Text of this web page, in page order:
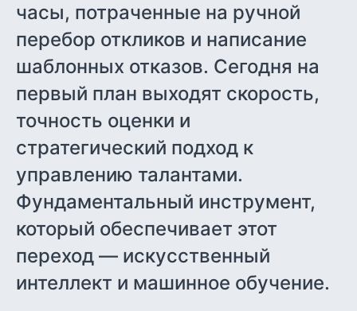
часы, потраченные на ручной
перебор откликов и написание
шаблонных отказов. Сегодня на
первый план выходят скорость,
точность оценки и
стратегический подход к
управлению талантами.
Фундаментальный инструмент,
который обеспечивает этот
переход — искусственный
интеллект и машинное обучение.